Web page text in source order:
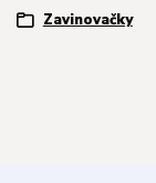
Zavinovačky